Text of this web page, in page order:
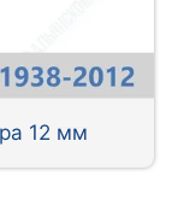
12 мм